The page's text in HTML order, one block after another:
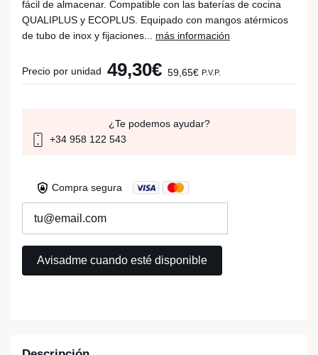
fácil de almacenar. Compatible con las baterías de cocina
QUALIPLUS y ECOPLUS. Equipado con mangos atérmicos
de tubo de inox y fijaciones... más información
Precio por unidad 49,30€ 59,65€ P.V.P.
¿Te podemos ayudar?
+34 958 122 543
Compra segura